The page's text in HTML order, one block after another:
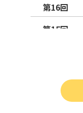
第16回
第15回
第12回